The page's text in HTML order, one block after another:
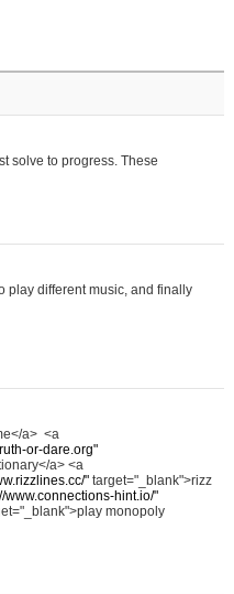
solve to progress. These
play different music, and finally
a> <a
or-dare.org"
a> <a
" target="_blank">rizz
www.connections-hint.io/"
monopoly